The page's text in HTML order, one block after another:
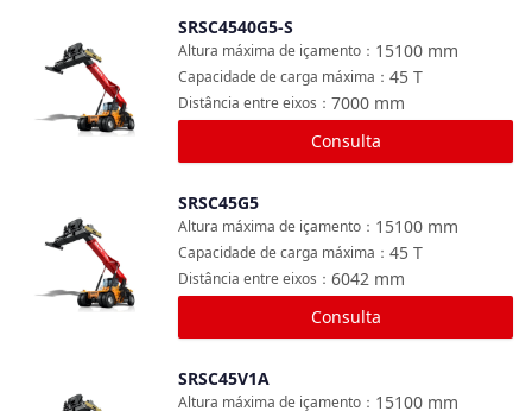
Comparar
SRSC4540G5-S
15100 mm
Altura máxima de içamento ：
45 T
Capacidade de carga máxima ：
7000 mm
Distância entre eixos ：
Consulta
Comparar
SRSC45G5
15100 mm
Altura máxima de içamento ：
45 T
Capacidade de carga máxima ：
6042 mm
Distância entre eixos ：
Consulta
Comparar
SRSC45V1A
15100 mm
Altura máxima de içamento ：